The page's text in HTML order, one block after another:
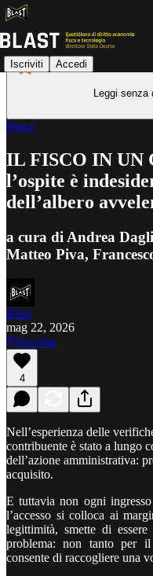
Iscriviti Accedi
Leggi
Fisco
IL FISCO IN UN
l’ospite è
dell’albero
a cura di Andrea
Matteo Piva,
Blast
mag 22, 2026
Ascolta
4
Nell’esperienza delle
contribuente è stato a lungo
dell’azione amministrativa:
acquisito.
E tuttavia non ogni
l’accesso si colloca ai
legittimità, smette di
problema: non tanto per
consente di raccogliere una